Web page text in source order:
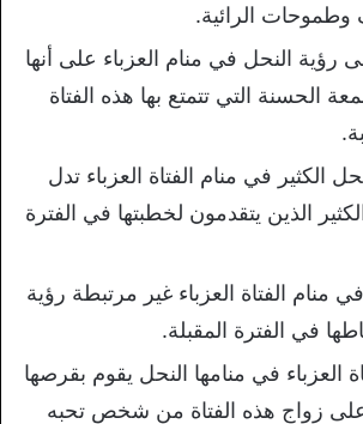
الرائية.
رؤية النحل في منام العزباء على أنها
الحسنة التي تتمتع بها هذه الفتاة
الكثير في منام الفتاة العزباء تدل
الذين يتقدمون لخطبتها في الفترة
منام الفتاة العزباء غير مرتبطة رؤية
في الفترة المقبلة.
العزباء في منامها النحل يقوم بقرصها
على زواج هذه الفتاة من شخص تحبه